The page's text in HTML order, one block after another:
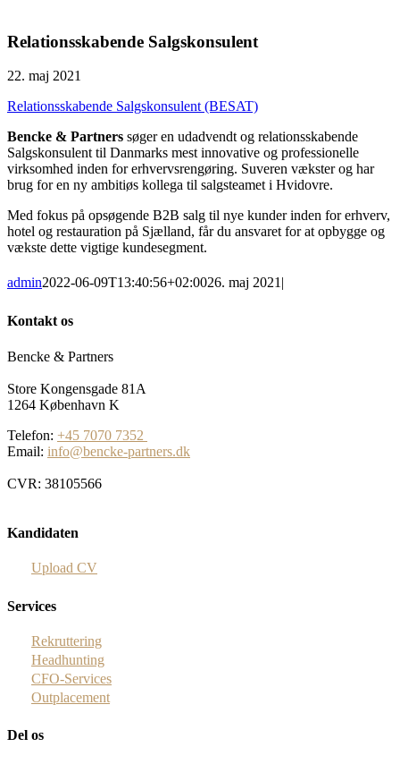
Relationsskabende Salgskonsulent
22. maj 2021
Relationsskabende Salgskonsulent (BESAT)
Bencke & Partners søger en udadvendt og relationsskabende
Salgskonsulent til Danmarks mest innovative og professionelle
virksomhed inden for erhvervsrengøring. Suveren vækster og har
brug for en ny ambitiøs kollega til salgsteamet i Hvidovre.
Med fokus på opsøgende B2B salg til nye kunder inden for erhverv,
hotel og restauration på Sjælland, får du ansvaret for at opbygge og
vækste dette vigtige kundesegment.
admin2022-06-09T13:40:56+02:0026. maj 2021|
Kontakt os
Bencke & Partners
Store Kongensgade 81A
1264 København K
Telefon: +45 7070 7352
Email: info@bencke-partners.dk
CVR: 38105566
Kandidaten
Upload CV
Services
Rekruttering
Headhunting
CFO-Services
Outplacement
Del os